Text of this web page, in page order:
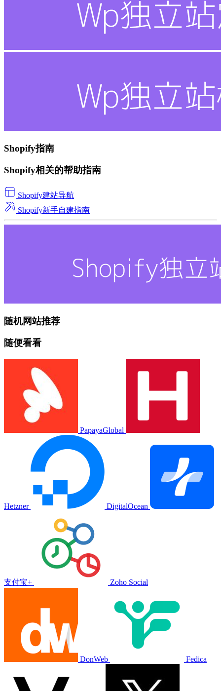
Shopify指南
Shopify相关的帮助指南
Shopify建站导航
Shopify新手自建指南
随机网站推荐
随便看看
PapayaGlobal
Hetzner DigitalOcean
支付宝+ Zoho Social
DonWeb Fedica